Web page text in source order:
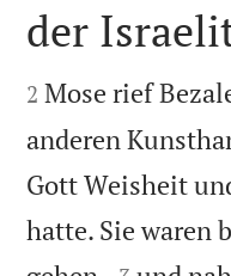

der

2 Mose rief
anderen
Gott Weisheit
hatte. Sie waren